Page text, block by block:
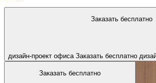
Заказать бесплатно
дизайн-проект офиса Заказать бесплатно
Заказать бесплатно